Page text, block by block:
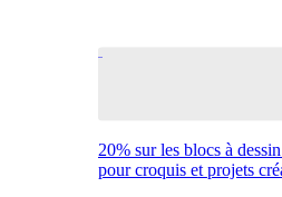
20% sur les blocs à
pour croquis et projets